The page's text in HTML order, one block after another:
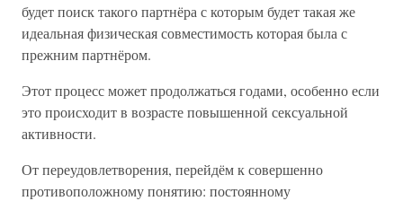
будет поиск такого партнёра с которым будет такая же
идеальная физическая совместимость которая была с
прежним партнёром.
Этот процесс может продолжаться годами, особенно если
это происходит в возрасте повышенной сексуальной
активности.
От переудовлетворения, перейдём к совершенно
противоположному понятию: постоянному